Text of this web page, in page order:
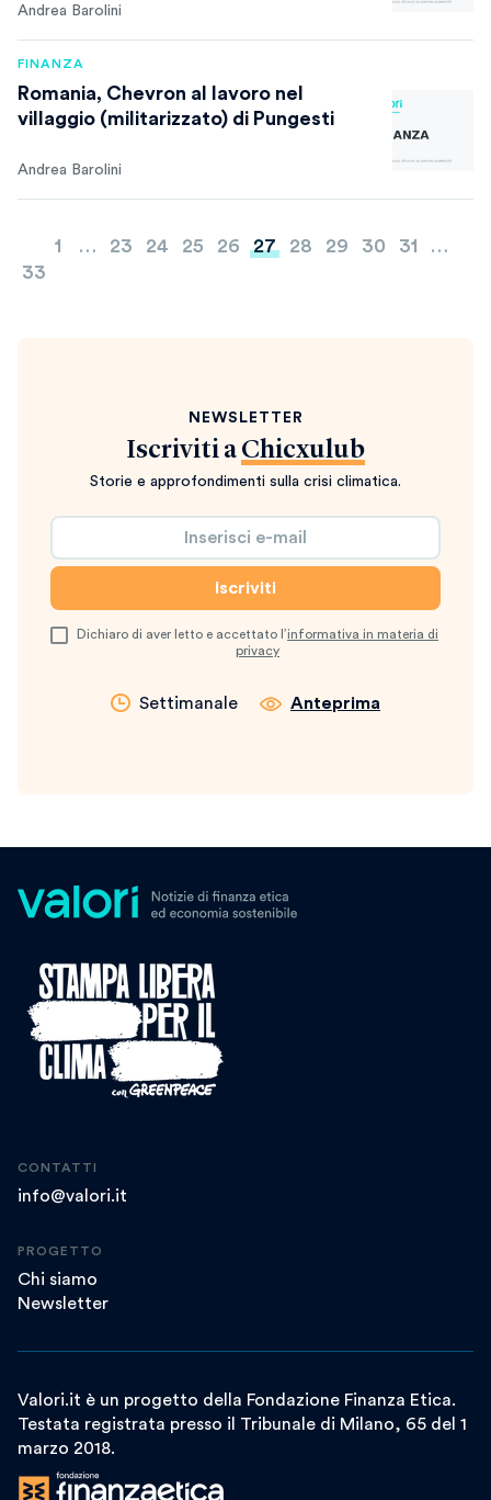
Andrea Barolini
FINANZA
Romania, Chevron al lavoro nel
villaggio (militarizzato) di Pungesti
Andrea Barolini
Paginazione
degli
1 … 23 24 25 26 27 28 29 30 31
…
33
NEWSLETTER
Iscriviti a Chicxulub
Storie e approfondimenti sulla crisi climatica.
Dichiaro di aver letto e accettato l’informativa in materia di
privacy
Settimanale Anteprima
CONTATTI
info@valori.it
PROGETTO
Chi siamo
Newsletter
Valori.it è un progetto della Fondazione Finanza Etica.
Testata registrata presso il Tribunale di Milano, 65 del 1
marzo 2018.